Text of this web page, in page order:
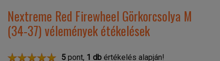
Nextreme Red Firewheel Görkorcsolya M
(34-37) vélemények étékelések
5 pont, 1 db értékelés alapján!